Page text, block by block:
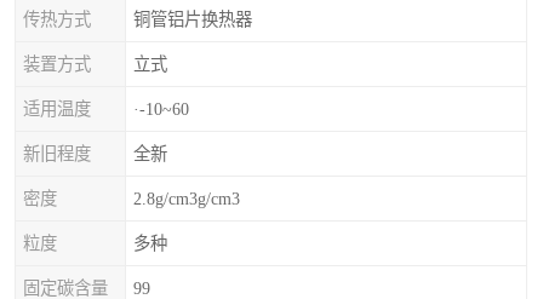
传热方式 铜管铝片换热器
装置方式 立式
适用温度 ·-10~60
新旧程度 全新
密度 2.8g/cm3g/cm3
粒度 多种
固定碳含量 99